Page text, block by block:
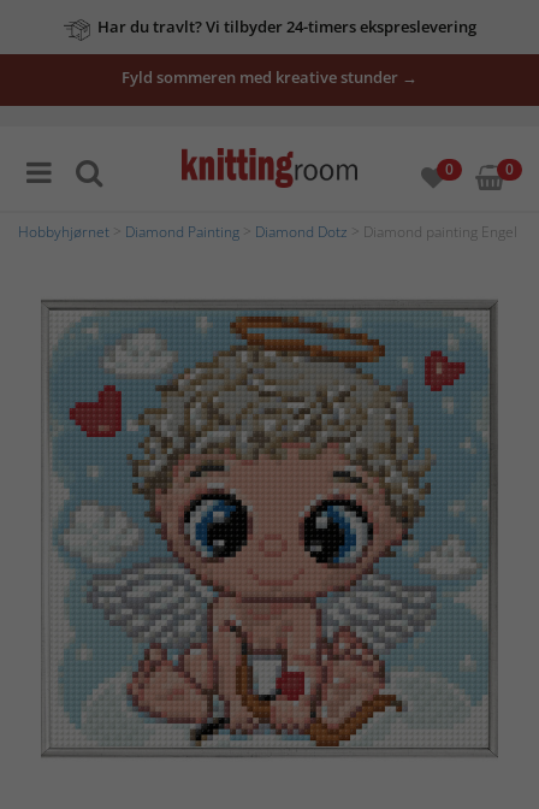
Har du travlt? Vi tilbyder 24-timers ekspreslevering
Fyld sommeren med kreative stunder →
0 0
Hobbyhjørnet Diamond Painting Diamond Dotz > Diamond painting Engel